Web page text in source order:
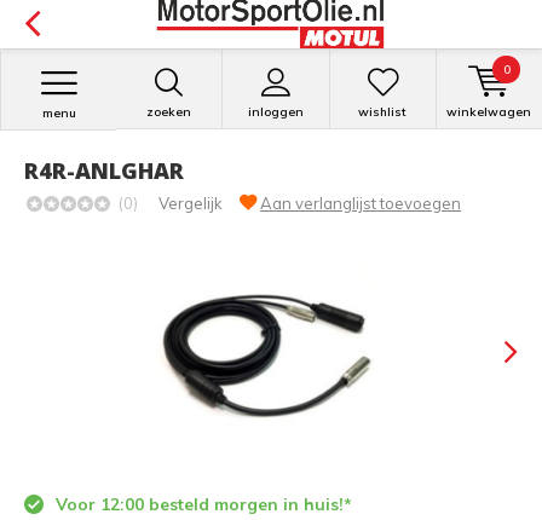
zoeken inloggen
menu wishlist winkelwagen
0
R4R-ANLGHAR
(0) Vergelijk Aan verlanglijst toevoegen
Voor 12:00 besteld morgen in huis!*